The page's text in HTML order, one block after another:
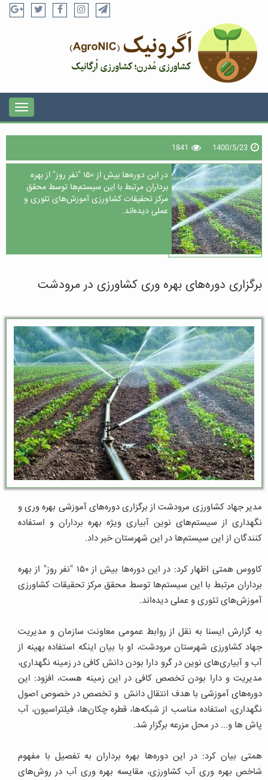
1400/5/23
1841
در این دوره‌ها بیش از ۱۵۰ "نفر روز" از بهره
برداران مرتبط با این سیستم‌ها توسط محقق
مرکز تحقیقات کشاورزی آموزش‌های تئوری و
عملی دیده‌اند.
برگزاری دوره‌های بهره وری کشاورزی در مرودشت
مدیر جهاد کشاورزی مرودشت از برگزاری دوره‌های آموزشی بهره وری و
نگهداری از سیستم‌های نوین آبیاری ویژه بهره برداران و استفاده
کنندگان از این سیستم‌ها در این شهرستان خبر داد.
کاووس همتی اظهار کرد: در این دوره‌ها بیش از ۱۵۰ "نفر روز" از بهره
برداران مرتبط با این سیستم‌ها توسط محقق مرکز تحقیقات کشاورزی
آموزش‌های تئوری و عملی دیده‌اند.
به گزارش ایسنا به نقل از روابط عمومی معاونت سازمان و مدیریت
جهاد کشاورزی شهرستان مرودشت، او با بیان اینکه استفاده بهینه از
آب و آبیاری‌های نوین در گرو دارا بودن دانش کافی در زمینه نگهداری،
مدیریت و دارا بودن تخصص کافی در این زمینه هست، افزود: این
دوره‌های آموزشی با هدف انتقال دانش و تخصص در خصوص اصول
نگهداری، استفاده مناسب از شبکه‌ها، قطره چکان‌ها، فیلتراسیون، آب
پاش ها و... در محل مزرعه برگزار شد.
همتی بیان کرد: در این دوره‌ها بهره برداران به تفصیل با مفهوم
شاخص بهره وری آب کشاورزی، مقایسه بهره وری آب در روش‌های